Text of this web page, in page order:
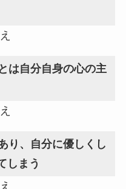
は自分自身の心の主
り、自分に優しくし
しまう